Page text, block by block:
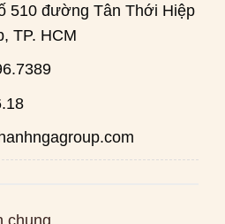
510 đường Tân Thới Hiệp
TP. HCM
chung